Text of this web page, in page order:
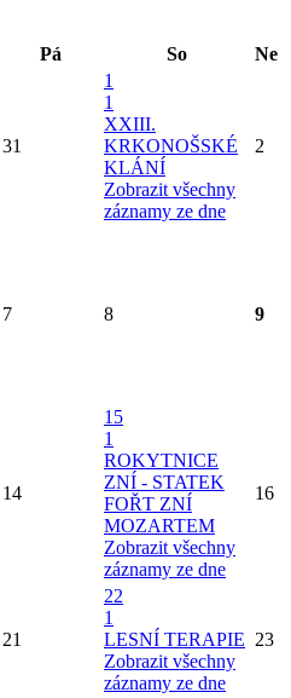
Pá So Ne
31
1
1
XXIII.
KRKONOŠSKÉ
KLÁNÍ
Zobrazit všechny
záznamy ze dne
2
7 8 9
14
15
1
ROKYTNICE
ZNÍ - STATEK
FOŘT ZNÍ
MOZARTEM
Zobrazit všechny
záznamy ze dne
16
21
22
1
LESNÍ TERAPIE
Zobrazit všechny
záznamy ze dne
23